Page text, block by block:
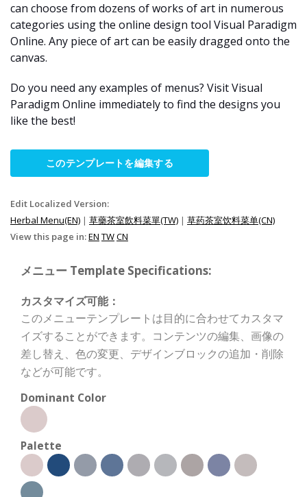
can choose from dozens of works of art in numerous
categories using the online design tool Visual Paradigm
Online. Any piece of art can be easily dragged onto the
canvas.
Do you need any examples of menus? Visit Visual
Paradigm Online immediately to find the designs you
like the best!
このテンプレートを編集する
Edit Localized Version:
Herbal Menu(EN) | 草藥茶室飲料菜單(TW) | 草药茶室饮料菜单(CN)
View this page in:EN TWCN
メニュー Template Specifications:
カスタマイズ可能：
このメニューテンプレートは目的に合わせてカスタマ
イズすることができます。コンテンツの編集、画像の
差し替え、色の変更、デザインブロックの追加・削除
などが可能です。
Dominant Color
Palette